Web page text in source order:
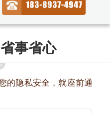
事省心
的隐私安全，就座前通